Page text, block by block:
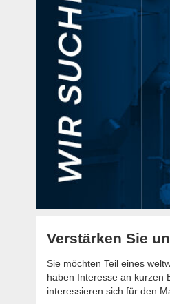
Verstärken Sie
Sie möchten Teil eines
haben Interesse an kurzen
interessieren sich für den